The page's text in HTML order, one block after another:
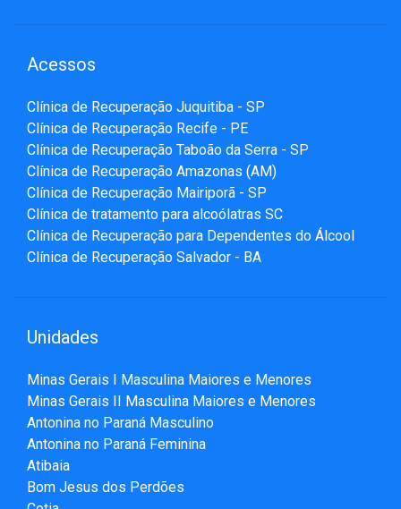
Acessos
Clínica de Recuperação Juquitiba - SP
Clínica de Recuperação Recife - PE
Clínica de Recuperação Taboão da Serra - SP
Clínica de Recuperação Amazonas (AM)
Clínica de Recuperação Mairiporã - SP
Clínica de tratamento para alcoólatras SC
Clínica de Recuperação para Dependentes do Álcool
Clínica de Recuperação Salvador - BA
Unidades
Minas Gerais I Masculina Maiores e Menores
Minas Gerais II Masculina Maiores e Menores
Antonina no Paraná Masculino
Antonina no Paraná Feminina
Atibaia
Bom Jesus dos Perdões